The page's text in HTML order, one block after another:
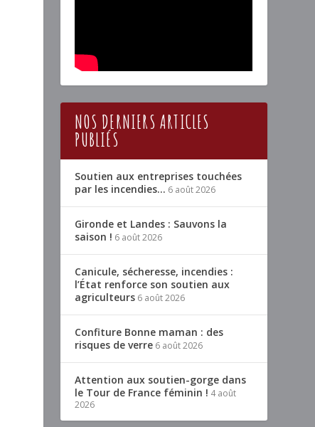
NOS DERNIERS ARTICLES
PUBLIÉS
Soutien aux entreprises touchées
par les incendies… 6 août 2026
Gironde et Landes : Sauvons la
saison ! 6 août 2026
Canicule, sécheresse, incendies :
l’État renforce son soutien aux
agriculteurs 6 août 2026
Confiture Bonne maman : des
risques de verre 6 août 2026
Attention aux soutien-gorge dans
le Tour de France féminin ! 4 août
2026